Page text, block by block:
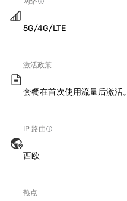
5G/4G/LTE
激活政策
套餐在首次使用流量后激活。
IP 路由
西欧
热点